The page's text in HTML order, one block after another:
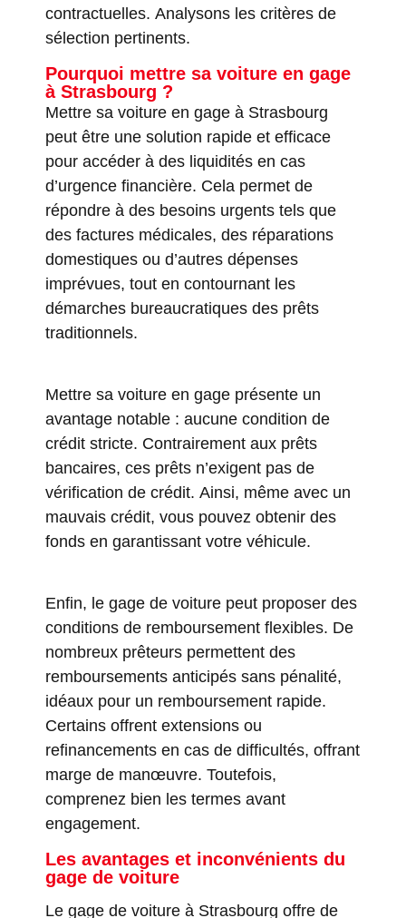
contractuelles. Analysons les critères de
sélection pertinents.
Pourquoi mettre sa voiture en gage
à Strasbourg ?
Mettre sa voiture en gage à Strasbourg
peut être une solution rapide et efficace
pour accéder à des liquidités en cas
d’urgence financière. Cela permet de
répondre à des besoins urgents tels que
des factures médicales, des réparations
domestiques ou d’autres dépenses
imprévues, tout en contournant les
démarches bureaucratiques des prêts
traditionnels.
Mettre sa voiture en gage présente un
avantage notable : aucune condition de
crédit stricte. Contrairement aux prêts
bancaires, ces prêts n’exigent pas de
vérification de crédit. Ainsi, même avec un
mauvais crédit, vous pouvez obtenir des
fonds en garantissant votre véhicule.
Enfin, le gage de voiture peut proposer des
conditions de remboursement flexibles. De
nombreux prêteurs permettent des
remboursements anticipés sans pénalité,
idéaux pour un remboursement rapide.
Certains offrent extensions ou
refinancements en cas de difficultés, offrant
marge de manœuvre. Toutefois,
comprenez bien les termes avant
engagement.
Les avantages et inconvénients du
gage de voiture
Le gage de voiture à Strasbourg offre de